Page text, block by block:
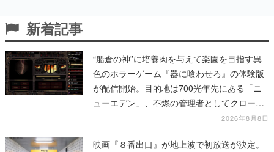
新着記事
“船倉の神”に培養肉を与えて楽園を目指す異
色のホラーゲーム『器に喰わせろ』の体験版
が配信開始。目的地は700光年先にある「ニ
ューエデン」、不燃の管理者としてクローン
人間を増やし、加工して神に捧げる2026年8月8日
映画『８番出口』が地上波で初放送が決定。